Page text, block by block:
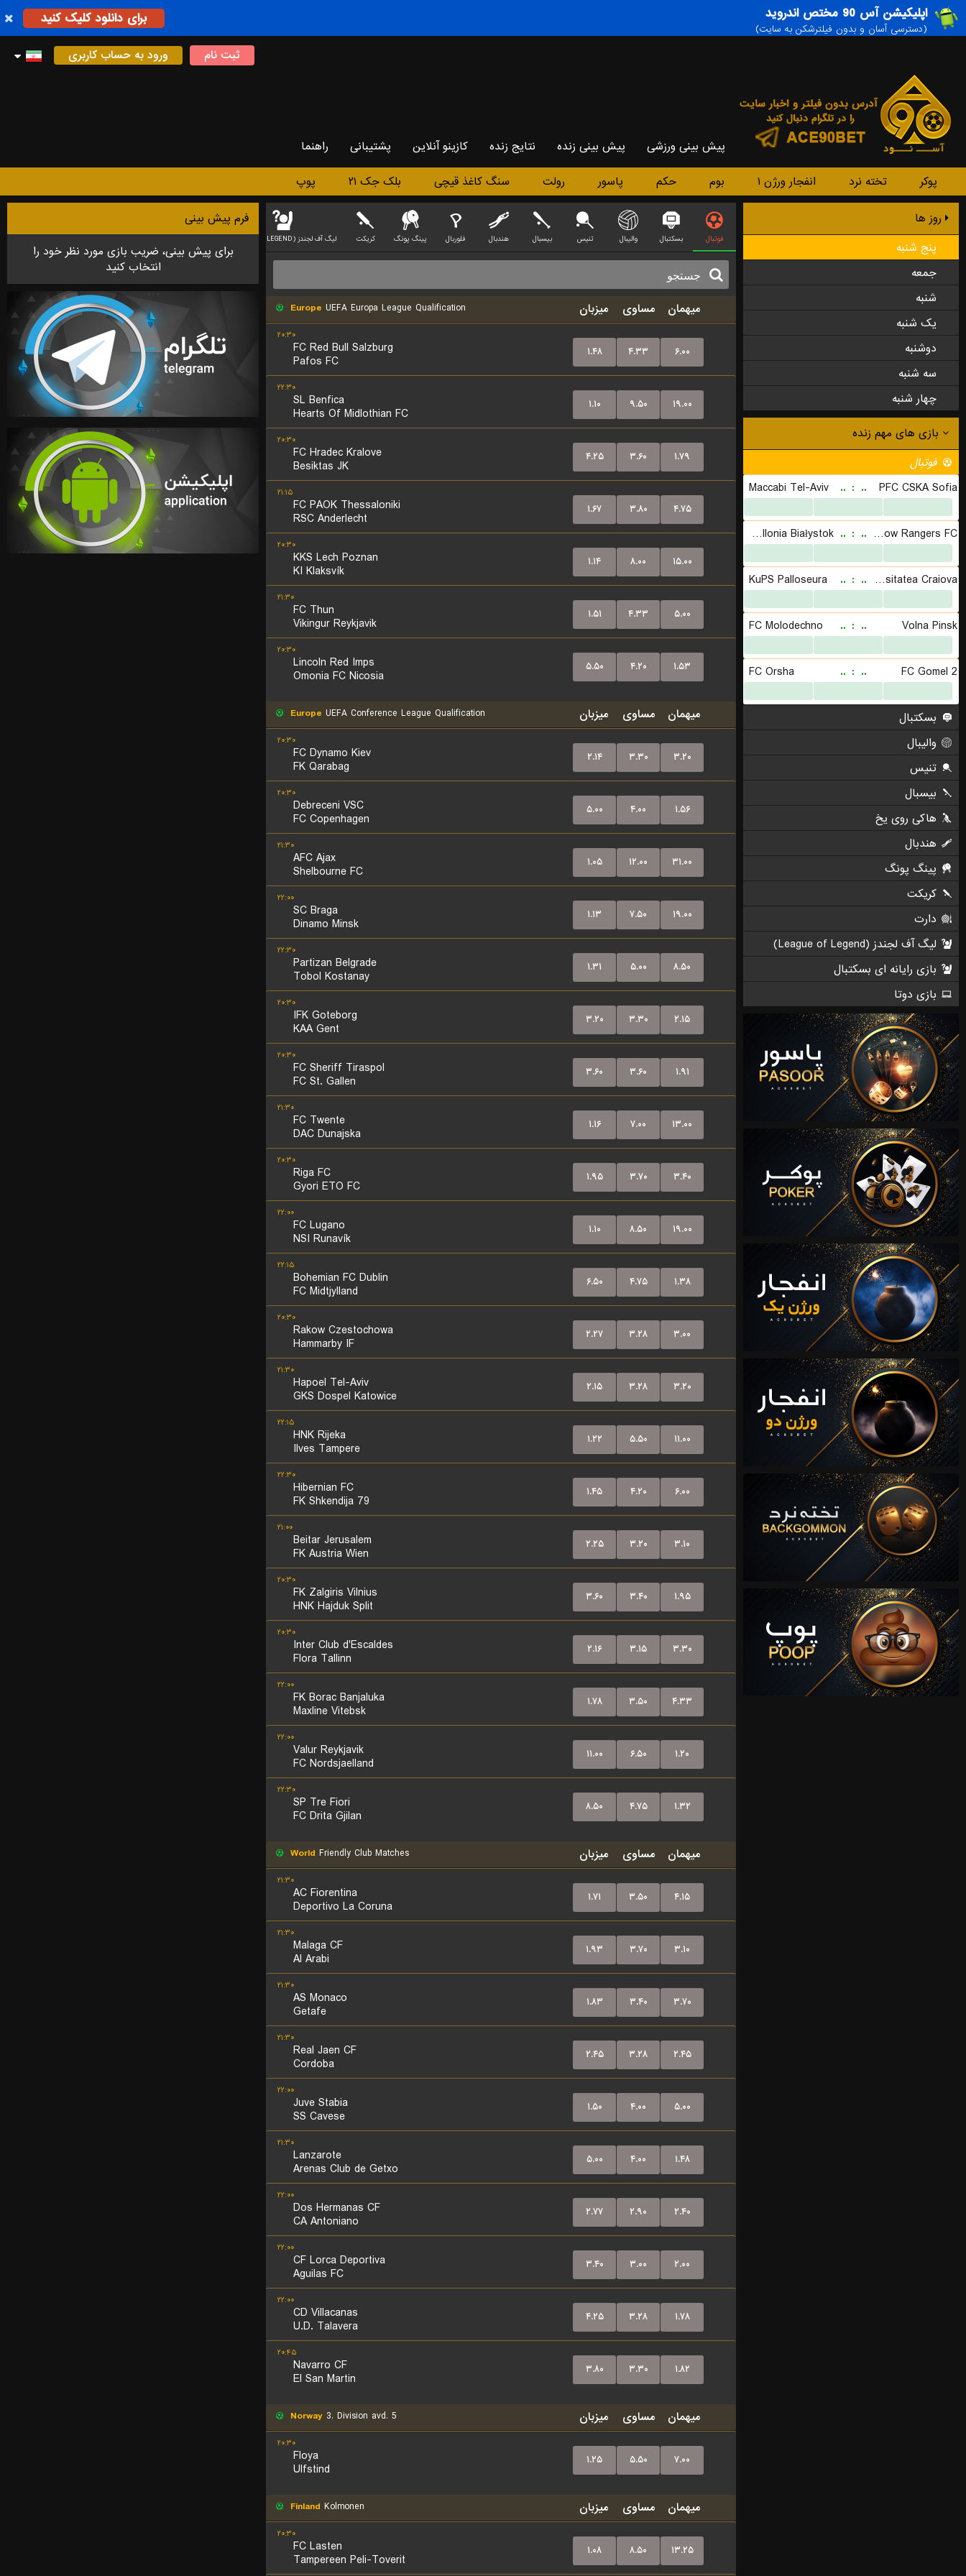
اپلیکیشن آس 90 مختص اندروید
(دسترسی آسان و بدون فیلترشکن به سایت)
برای دانلود کلیک کنید
ثبت نام ورود به حساب کاربری
پیش بینی ورزشی پیش بینی زنده نتایج زنده کازینو آنلاین پشتیبانی راهنما
پوکر تخته نرد انفجار ورژن ۱ بوم حکم پاسور رولت سنگ کاغذ قیچی بلک جک ۲۱ پوپ
روز ها
پنج شنبه
جمعه
شنبه
یک شنبه
دوشنبه
سه شنبه
چهار شنبه
فوتبال بسکتبال والیبال تنیس بیسبال هندبال فلوربال پینگ پونگ کریکت لیگ آف لجندز (LEAGUE OF LEGEND)
Europe UEFA Europa League Qualification میزبان مساوی میهمان
۲۰:۳۰
FC Red Bull Salzburg
Pafos FC
۱.۴۸ ۴.۳۳ ۶.۰۰
۲۲:۳۰
SL Benfica
Hearts Of Midlothian FC
۱.۱۰ ۹.۵۰ ۱۹.۰۰
۲۰:۳۰
FC Hradec Kralove
Besiktas JK
۴.۲۵ ۳.۶۰ ۱.۷۹
۲۱:۱۵
FC PAOK Thessaloniki
RSC Anderlecht
۱.۶۷ ۳.۸۰ ۴.۷۵
۲۰:۳۰
KKS Lech Poznan
KI Klaksvík
۱.۱۴ ۸.۰۰ ۱۵.۰۰
۲۱:۳۰
FC Thun
Vikingur Reykjavik
۱.۵۱ ۴.۳۳ ۵.۰۰
۲۰:۳۰
Lincoln Red Imps
Omonia FC Nicosia
۵.۵۰ ۴.۲۰ ۱.۵۳
Europe UEFA Conference League Qualification میزبان مساوی میهمان
۲۰:۳۰
FC Dynamo Kiev
FK Qarabag
۲.۱۴ ۳.۳۰ ۳.۲۰
۲۰:۳۰
Debreceni VSC
FC Copenhagen
۵.۰۰ ۴.۰۰ ۱.۵۶
۲۱:۳۰
AFC Ajax
Shelbourne FC
۱.۰۵ ۱۲.۰۰ ۳۱.۰۰
۲۲:۰۰
SC Braga
Dinamo Minsk
۱.۱۳ ۷.۵۰ ۱۹.۰۰
۲۲:۳۰
Partizan Belgrade
Tobol Kostanay
۱.۳۱ ۵.۰۰ ۸.۵۰
۲۰:۳۰
IFK Goteborg
KAA Gent
۳.۲۰ ۳.۳۰ ۲.۱۵
۲۰:۳۰
FC Sheriff Tiraspol
FC St. Gallen
۳.۶۰ ۳.۶۰ ۱.۹۱
۲۱:۳۰
FC Twente
DAC Dunajska
۱.۱۶ ۷.۰۰ ۱۳.۰۰
۲۰:۳۰
Riga FC
Gyori ETO FC
۱.۹۵ ۳.۷۰ ۳.۴۰
۲۲:۰۰
FC Lugano
NSI Runavík
۱.۱۰ ۸.۵۰ ۱۹.۰۰
۲۲:۱۵
Bohemian FC Dublin
FC Midtjylland
۶.۵۰ ۴.۷۵ ۱.۳۸
۲۰:۳۰
Rakow Czestochowa
Hammarby IF
۲.۲۷ ۳.۲۸ ۳.۰۰
۲۱:۳۰
Hapoel Tel-Aviv
GKS Dospel Katowice
۲.۱۵ ۳.۲۸ ۳.۲۰
۲۲:۱۵
HNK Rijeka
Ilves Tampere
۱.۲۲ ۵.۵۰ ۱۱.۰۰
۲۲:۳۰
Hibernian FC
FK Shkendija 79
۱.۴۵ ۴.۲۰ ۶.۰۰
۲۱:۰۰
Beitar Jerusalem
FK Austria Wien
۲.۲۵ ۳.۲۰ ۳.۱۰
۲۰:۳۰
FK Zalgiris Vilnius
HNK Hajduk Split
۳.۶۰ ۳.۴۰ ۱.۹۵
۲۰:۳۰
Inter Club d'Escaldes
Flora Tallinn
۲.۱۶ ۳.۱۵ ۳.۳۰
۲۲:۰۰
FK Borac Banjaluka
Maxline Vitebsk
۱.۷۸ ۳.۵۰ ۴.۳۳
۲۲:۰۰
Valur Reykjavik
FC Nordsjaelland
۱۱.۰۰ ۶.۵۰ ۱.۲۰
۲۲:۳۰
SP Tre Fiori
FC Drita Gjilan
۸.۵۰ ۴.۷۵ ۱.۳۲
World Friendly Club Matches میزبان مساوی میهمان
۲۱:۳۰
AC Fiorentina
Deportivo La Coruna
۱.۷۱ ۳.۵۰ ۴.۱۵
۲۱:۳۰
Malaga CF
Al Arabi
۱.۹۳ ۳.۷۰ ۳.۱۰
۲۱:۳۰
AS Monaco
Getafe
۱.۸۳ ۳.۴۰ ۳.۷۰
۲۱:۳۰
Real Jaen CF
Cordoba
۲.۴۵ ۳.۲۸ ۲.۴۵
۲۲:۰۰
Juve Stabia
SS Cavese
۱.۵۰ ۴.۰۰ ۵.۰۰
۲۱:۳۰
Lanzarote
Arenas Club de Getxo
۵.۰۰ ۴.۰۰ ۱.۴۸
۲۲:۰۰
Dos Hermanas CF
CA Antoniano
۲.۷۷ ۲.۹۰ ۲.۴۰
۲۲:۰۰
CF Lorca Deportiva
Aguilas FC
۳.۴۰ ۳.۰۰ ۲.۰۰
۲۲:۰۰
CD Villacanas
U.D. Talavera
۴.۲۵ ۳.۲۸ ۱.۷۸
۲۰:۴۵
Navarro CF
El San Martin
۳.۸۰ ۳.۳۰ ۱.۸۲
Norway 3. Division avd. 5 میزبان مساوی میهمان
۲۰:۳۰
Floya
Ulfstind
۱.۲۵ ۵.۵۰ ۷.۰۰
Finland Kolmonen میزبان مساوی میهمان
۲۰:۳۰
FC Lasten
Tampereen Peli-Toverit
۱.۰۸ ۸.۵۰ ۱۳.۲۵
فرم پیش بینی
برای پیش بینی، ضریب بازی مورد نظر خود را
انتخاب کنید